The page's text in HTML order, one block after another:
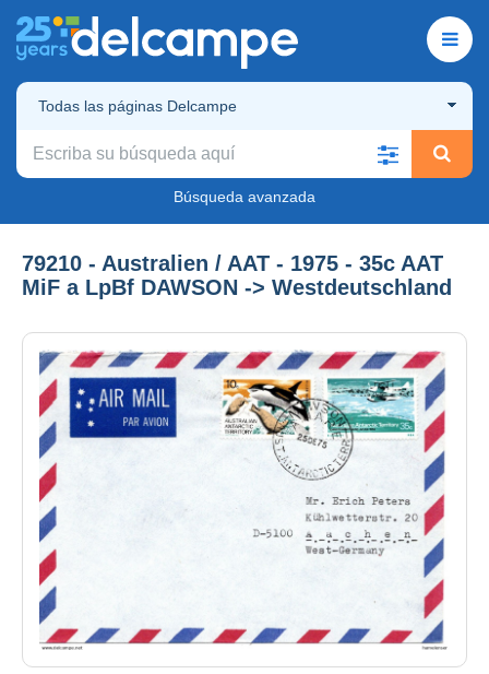
Todas las páginas Delcampe
Búsqueda avanzada
79210 - Australien / AAT - 1975 - 35c AAT
MiF a LpBf DAWSON -> Westdeutschland